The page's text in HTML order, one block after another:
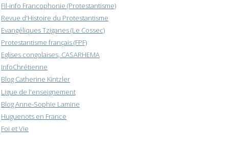
Fil-info Francophonie (Protestantisme)
Revue d'Histoire du Protestantisme
Evangéliques Tziganes (Le Cossec)
Protestantisme français (FPF)
Eglises congolaises, CASARHEMA
InfoChrétienne
Blog Catherine Kintzler
Ligue de l'enseignement
Blog Anne-Sophie Lamine
Huguenots en France
Foi et Vie